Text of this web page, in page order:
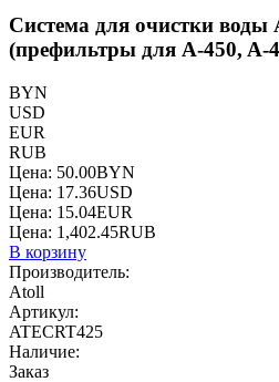
Система для очистки
(префильтры для A-450, A-
BYN
USD
EUR
RUB
Цена: 50.00BYN
Цена: 17.36USD
Цена: 15.04EUR
Цена: 1,402.45RUB
В корзину
Производитель:
Atoll
Артикул:
ATECRT425
Наличие:
Заказ